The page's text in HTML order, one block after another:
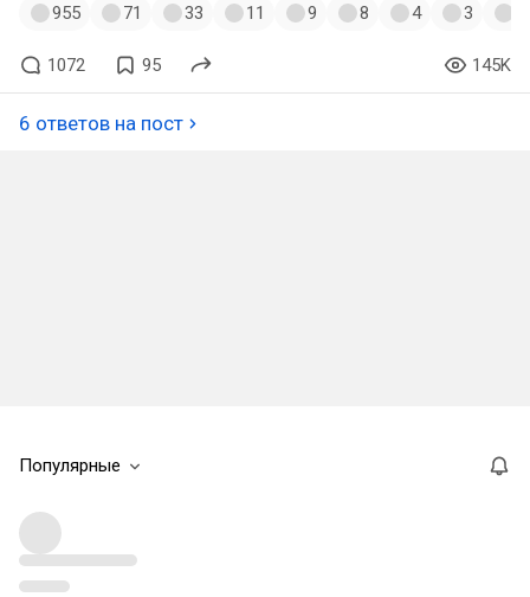
955 71 33 11 9 8 4 3
1072 95 145K
6 ответов на пост
Популярные